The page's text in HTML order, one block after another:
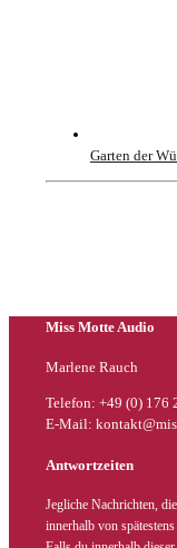
Garten der
Miss Motte Audio
Marlene Rauch
Telefon: +49 (0) 176
E-Mail:
Antwortzeiten
Jegliche Nachrichten,
innerhalb von